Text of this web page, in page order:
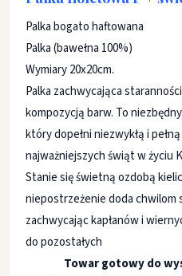
Palka bogato haftowana
Palka (bawełna 100%)
Wymiary 20x20cm.
Palka zachwycająca
kompozycją barw. To
który dopełni niezwykłą i
najważniejszych świąt w życiu
Stanie się świetną ozdobą
niepostrzeżenie doda chwilom
zachwycając kapłanów i
do pozostałych
Towar gotowy do